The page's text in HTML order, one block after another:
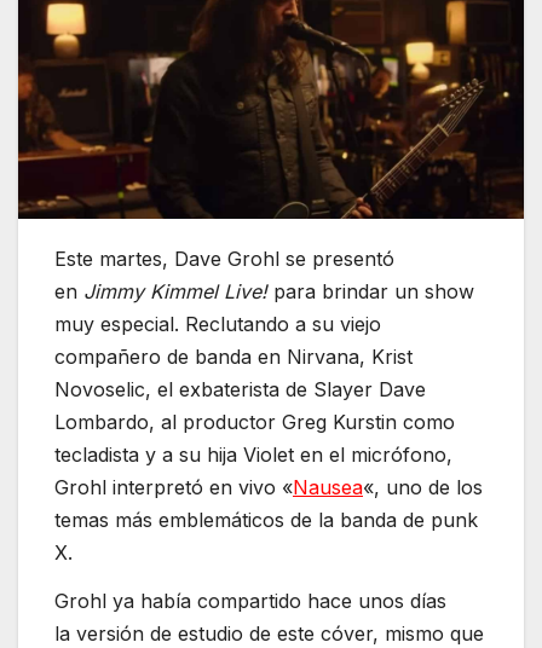
Este martes, Dave Grohl se presentó
en Jimmy Kimmel Live!para brindar un show
muy especial. Reclutando a su viejo
compañero de banda en Nirvana, Krist
Novoselic, el exbaterista de Slayer Dave
Lombardo, al productor Greg Kurstin como
tecladista y a su hija Violet en el micrófono,
Grohl interpretó en vivo «Nausea«, uno de los
temas más emblemáticos de la banda de punk
X.
Grohl ya había compartido hace unos días
la versión de estudio de este cóver, mismo que